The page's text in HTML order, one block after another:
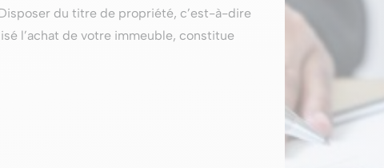
du titre de propriété, c’est-à-dire
l’achat de votre immeuble, constitue